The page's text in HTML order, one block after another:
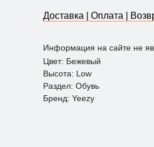
Доставка | Оплата |
Информация на сайте не
Цвет: Бежевый
Высота: Low
Раздел: Обувь
Бренд: Yeezy